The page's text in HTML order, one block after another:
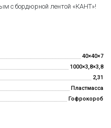
с бордюрной лентой «КАНТ»!
40×40×7
1000×3,8×3,8
2,31
Пластмасса
Гофрокороб